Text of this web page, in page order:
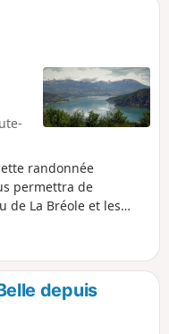
randonnée
permettra de
de La Bréole et les
depuis